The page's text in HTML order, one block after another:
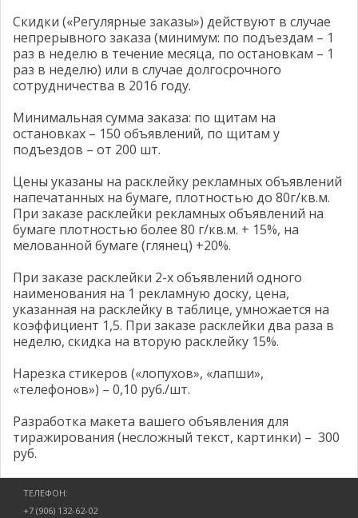
Скидки («Регулярные заказы») действуют в случае
непрерывного заказа (минимум: по подъездам – 1
раз в неделю в течение месяца, по остановкам – 1
раз в неделю) или в случае долгосрочного
сотрудничества в 2016 году.
Минимальная сумма заказа: по щитам на
остановках – 150 объявлений, по щитам у
подъездов – от 200 шт.
Цены указаны на расклейку рекламных объявлений
напечатанных на бумаге, плотностью до 80г/кв.м.
При заказе расклейки рекламных объявлений на
бумаге плотностью более 80 г/кв.м. + 15%, на
мелованной бумаге (глянец) +20%.
При заказе расклейки 2-х объявлений одного
наименования на 1 рекламную доску, цена,
указанная на расклейку в таблице, умножается на
коэффициент 1,5. При заказе расклейки два раза в
неделю, скидка на вторую расклейку 15%.
Нарезка стикеров («лопухов», «лапши»,
«телефонов») – 0,10 руб./шт.
Разработка макета вашего объявления для
тиражирования (несложный текст, картинки) – 300
руб.
ТЕЛЕФОН:
+7 (906) 132-62-02